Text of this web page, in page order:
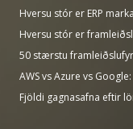
Hversu stór er ERP
Hversu stór er
50 stærstu
AWS vs Azure vs
Fjöldi gagnasafna eftir